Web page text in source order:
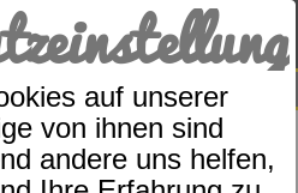
auf unserer
von ihnen sind
andere uns helfen,
SUCHE